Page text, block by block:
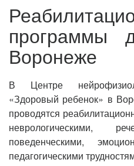
программы
Воронеже
В Центре
«Здоровый ребенок» в
проводятся
неврологическими,
поведенческими,
педагогическими